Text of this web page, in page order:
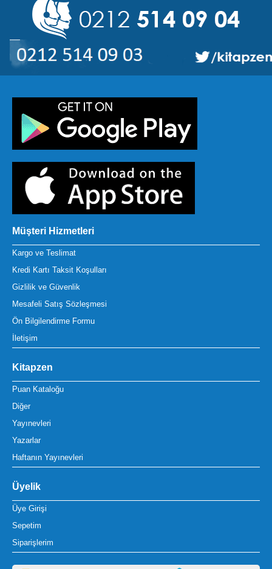
Müşteri Hizmetleri
Kargo ve Teslimat
Kredi Kartı Taksit Koşulları
Gizlilik ve Güvenlik
Mesafeli Satış Sözleşmesi
Ön Bilgilendirme Formu
İletişim
Kitapzen
Puan Kataloğu
Diğer
Yayınevleri
Yazarlar
Haftanın Yayınevleri
Üyelik
Üye Girişi
Sepetim
Siparişlerim